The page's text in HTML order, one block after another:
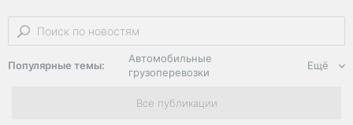
Популярные темы:
Автомобильные
грузоперевозки
Региональная
логистика
Ещё
Все публикации